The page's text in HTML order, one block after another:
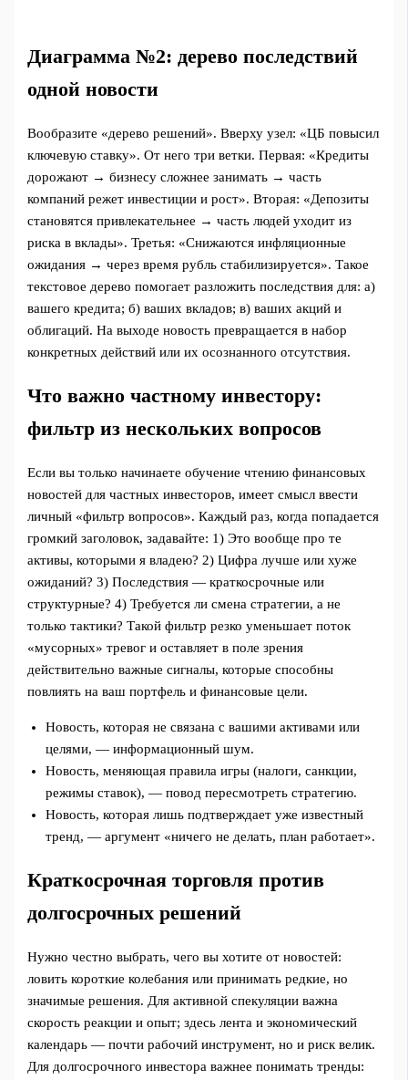
Диаграмма №2: дерево последствий
одной новости
Вообразите «дерево решений». Вверху узел: «ЦБ повысил
ключевую ставку». От него три ветки. Первая: «Кредиты
дорожают → бизнесу сложнее занимать → часть
компаний режет инвестиции и рост». Вторая: «Депозиты
становятся привлекательнее → часть людей уходит из
риска в вклады». Третья: «Снижаются инфляционные
ожидания → через время рубль стабилизируется». Такое
текстовое дерево помогает разложить последствия для: а)
вашего кредита; б) ваших вкладов; в) ваших акций и
облигаций. На выходе новость превращается в набор
конкретных действий или их осознанного отсутствия.
Что важно частному инвестору:
фильтр из нескольких вопросов
Если вы только начинаете обучение чтению финансовых
новостей для частных инвесторов, имеет смысл ввести
личный «фильтр вопросов». Каждый раз, когда попадается
громкий заголовок, задавайте: 1) Это вообще про те
активы, которыми я владею? 2) Цифра лучше или хуже
ожиданий? 3) Последствия — краткосрочные или
структурные? 4) Требуется ли смена стратегии, а не
только тактики? Такой фильтр резко уменьшает поток
«мусорных» тревог и оставляет в поле зрения
действительно важные сигналы, которые способны
повлиять на ваш портфель и финансовые цели.
Новость, которая не связана с вашими активами или
целями, — информационный шум.
Новость, меняющая правила игры (налоги, санкции,
режимы ставок), — повод пересмотреть стратегию.
Новость, которая лишь подтверждает уже известный
тренд, — аргумент «ничего не делать, план работает».
Краткосрочная торговля против
долгосрочных решений
Нужно честно выбрать, чего вы хотите от новостей:
ловить короткие колебания или принимать редкие, но
значимые решения. Для активной спекуляции важна
скорость реакции и опыт; здесь лента и экономический
календарь — почти рабочий инструмент, но и риск велик.
Для долгосрочного инвестора важнее понимать тренды: